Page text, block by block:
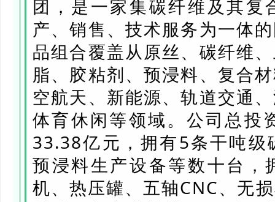
团，是一家集碳纤维及其复
产、销售、技术服务为一体
品组合覆盖从原丝、碳纤维
脂、胶粘剂、预浸料、复合
空航天、新能源、轨道交通
体育休闲等领域。公司总投
33.38亿元，拥有5条干吨级
预浸料生产设备等数十台，
机、热压罐、五轴CNC、无